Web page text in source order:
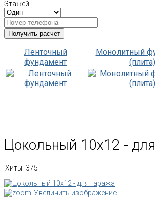
Этажей
Ленточный
фундамент
Монолитный
(плита)
Цокольный 10х12 -
Хиты: 375
Увеличить изображение